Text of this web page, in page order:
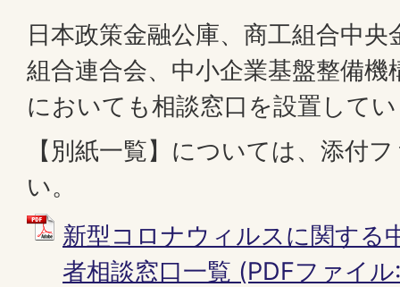
日本政策金融公庫、商工組合中
組合連合会、中小企業基盤整備機
においても相談窓口を設置して
【別紙一覧】については、添付
い。
新型コロナウィルスに関する
者相談窓口一覧 (PDFファイ